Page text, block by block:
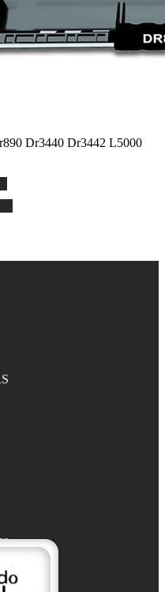
Dr3440 Dr3442 L5000